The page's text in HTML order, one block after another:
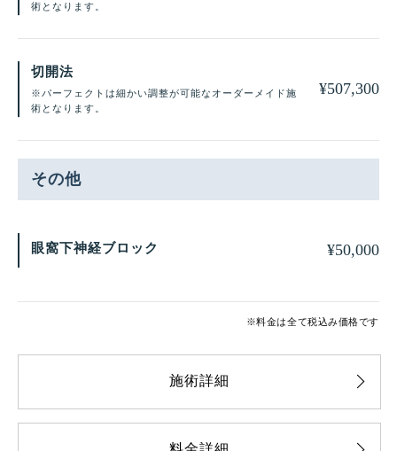
術となります。
切開法
※パーフェクトは細かい調整が可能なオーダーメイド施
術となります。
¥507,300
その他
眼窩下神経ブロック ¥50,000
※料金は全て税込み価格です
施術詳細